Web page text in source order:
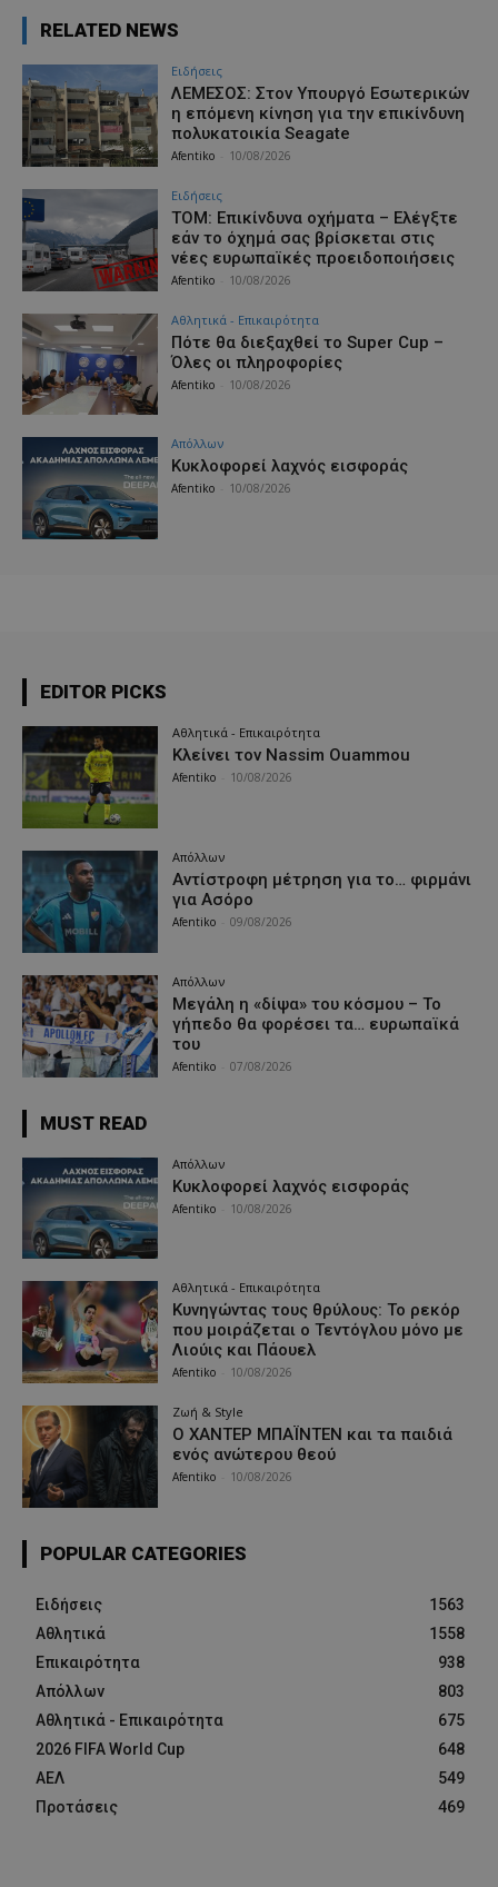
RELATED NEWS
Ειδήσεις
ΛΕΜΕΣΟΣ: Στον Υπουργό Εσωτερικών
η επόμενη κίνηση για την επικίνδυνη
πολυκατοικία Seagate
Afentiko 10/08/2026
Ειδήσεις
ΤΟΜ: Επικίνδυνα οχήματα – Ελέγξτε
εάν το όχημά σας βρίσκεται στις
νέες ευρωπαϊκές προειδοποιήσεις
Afentiko 10/08/2026
Αθλητικά - Επικαιρότητα
Πότε θα διεξαχθεί το Super Cup –
Όλες οι πληροφορίες
Afentiko 10/08/2026
Απόλλων
Κυκλοφορεί λαχνός εισφοράς
Afentiko 10/08/2026
EDITOR PICKS
Αθλητικά - Επικαιρότητα
Κλείνει τον Nassim Ouammou
Afentiko 10/08/2026
Απόλλων
Αντίστροφη μέτρηση για το… φιρμάνι
για Ασόρο
Afentiko 09/08/2026
Απόλλων
Μεγάλη η «δίψα» του κόσμου – Το
γήπεδο θα φορέσει τα… ευρωπαϊκά
του
Afentiko 07/08/2026
MUST READ
Απόλλων
Κυκλοφορεί λαχνός εισφοράς
Afentiko 10/08/2026
Αθλητικά - Επικαιρότητα
Κυνηγώντας τους θρύλους: Το ρεκόρ
που μοιράζεται ο Τεντόγλου μόνο με
Λιούις και Πάουελ
Afentiko 10/08/2026
Ζωή & Style
Ο ΧΑΝΤΕΡ ΜΠΑΪΝΤΕΝ και τα παιδιά
ενός ανώτερου θεού
Afentiko 10/08/2026
POPULAR CATEGORIES
Ειδήσεις
1563
Αθλητικά
1558
Επικαιρότητα
938
Απόλλων
803
Αθλητικά - Επικαιρότητα
675
2026 FIFA World Cup
648
ΑΕΛ
549
Προτάσεις
469